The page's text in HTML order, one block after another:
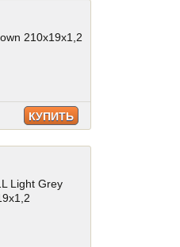
210x19x1,2
КУПИТЬ
Light Grey